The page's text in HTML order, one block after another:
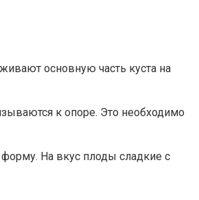
основную часть куста на
к опоре. Это необходимо
На вкус плоды сладкие с